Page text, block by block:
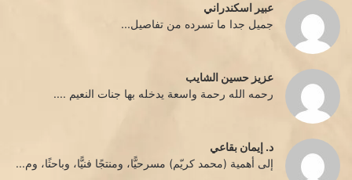
عبير اسكندراني
جميل جدا ما تسرده من تفاصيل...
عزيز حسين الشايب
رحمه الله رحمة واسعة يدخله بها جنات النعيم ....
د. إيمان بقاعي
إلى أهمية (محمد كريّم) مسرحيًّا، ومنتجًا فنيًّا، وباحثًا، وم...